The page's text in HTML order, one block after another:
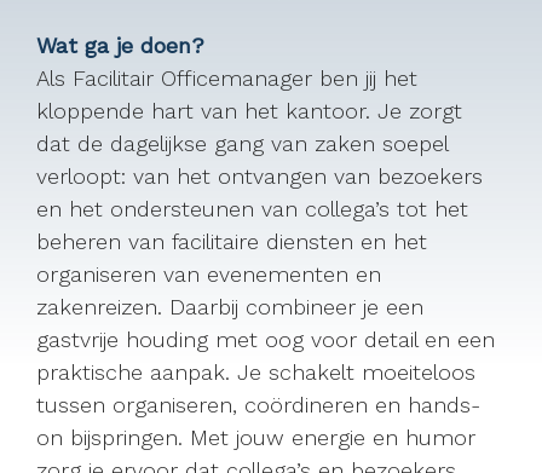
Wat ga je doen?
Als Facilitair Officemanager ben jij het
kloppende hart van het kantoor. Je zorgt
dat de dagelijkse gang van zaken soepel
verloopt: van het ontvangen van bezoekers
en het ondersteunen van collega’s tot het
beheren van facilitaire diensten en het
organiseren van evenementen en
zakenreizen. Daarbij combineer je een
gastvrije houding met oog voor detail en een
praktische aanpak. Je schakelt moeiteloos
tussen organiseren, coördineren en hands-
on bijspringen. Met jouw energie en humor